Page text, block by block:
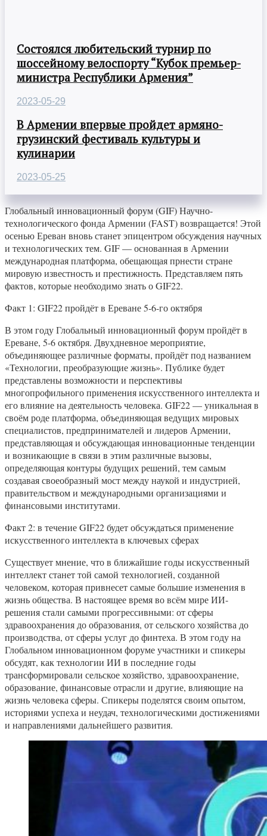
Состоялся любительский турнир по
шоссейному велоспорту “Кубок премьер-
министра Республики Армения”
2023-05-29
В Армении впервые пройдет армяно-
грузинский фестиваль культуры и
кулинарии
2023-05-25
Глобальный инновационный форум (GIF) Научно-
технологического фонда Армении (FAST) возвращается! Этой
осенью Ереван вновь станет эпицентром обсуждения научных
и технологических тем. GIF — основанная в Армении
международная платформа, обещающая прнести стране
мировую известность и престижность. Представляем пять
фактов, которые необходимо знать о GIF22.
Факт 1: GIF22 пройдёт в Ереване 5-6-го октября
В этом году Глобальный инновационный форум пройдёт в
Ереване, 5-6 октября. Двухдневное мероприятие,
объединяющее различные форматы, пройдёт под названием
«Технологии, преобразующие жизнь». Публике будет
представлены возможности и перспективы
многопрофильного применения искусственного интеллекта и
его влияние на деятельность человека. GIF22 — уникальная в
своём роде платформа, объединяющая ведущих мировых
специалистов, предпринимателей и лидеров Армении,
представляющая и обсуждающая инновационные тенденции
и возникающие в связи в этим различные вызовы,
определяющая контуры будущих решений, тем самым
создавая своеобразный мост между наукой и индустрией,
правительством и международными организациями и
финансовыми институтами.
Факт 2: в течение GIF22 будет обсуждаться применение
искусственного интеллекта в ключевых сферах
Существует мнение, что в ближайшие годы искусственный
интеллект станет той самой технологией, созданной
человеком, которая привнесет самые большие изменения в
жизнь общества. В настоящее время во всём мире ИИ-
решения стали самыми прогрессивными: от сферы
здравоохранения до образования, от сельского хозяйства до
производства, от сферы услуг до финтеха. В этом году на
Глобальном инновационном форуме участники и спикеры
обсудят, как технологии ИИ в последние годы
трансформировали сельское хозяйство, здравоохранение,
образование, финансовые отрасли и другие, влияющие на
жизнь человека сферы. Спикеры поделятся своим опытом,
историями успеха и неудач, технологическими достижениями
и направлениями дальнейшего развития.